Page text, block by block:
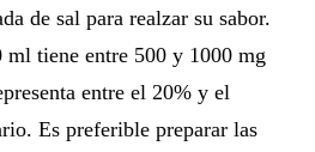
de sal para realzar su sabor.
ml tiene entre 500 y 1000 mg
entre el 20% y el
Es preferible preparar las